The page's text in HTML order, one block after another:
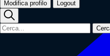
Modifica profilo Logout